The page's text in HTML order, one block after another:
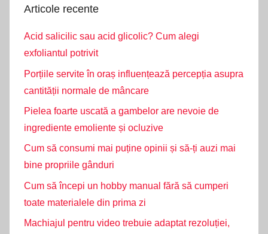
Articole recente
Acid salicilic sau acid glicolic? Cum alegi
exfoliantul potrivit
Porțiile servite în oraș influențează percepția asupra
cantității normale de mâncare
Pielea foarte uscată a gambelor are nevoie de
ingrediente emoliente și ocluzive
Cum să consumi mai puține opinii și să-ți auzi mai
bine propriile gânduri
Cum să începi un hobby manual fără să cumperi
toate materialele din prima zi
Machiajul pentru video trebuie adaptat rezoluției,